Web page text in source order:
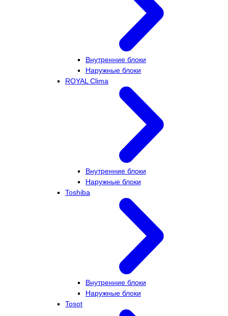
Внутренние блоки
Наружные блоки
ROYAL Clima
Внутренние блоки
Наружные блоки
Toshiba
Внутренние блоки
Наружные блоки
Tosot